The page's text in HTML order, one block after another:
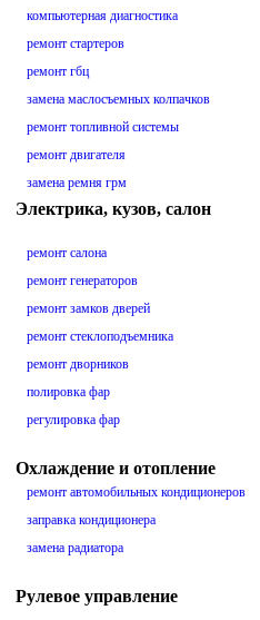
компьютерная диагностика
ремонт стартеров
ремонт гбц
замена маслосъемных колпачков
ремонт топливной системы
ремонт двигателя
замена ремня грм
Электрика, кузов, салон
ремонт салона
ремонт генераторов
ремонт замков дверей
ремонт стеклоподъемника
ремонт дворников
полировка фар
регулировка фар
Охлаждение и отопление
ремонт автомобильных кондиционеров
заправка кондиционера
замена радиатора
Рулевое управление